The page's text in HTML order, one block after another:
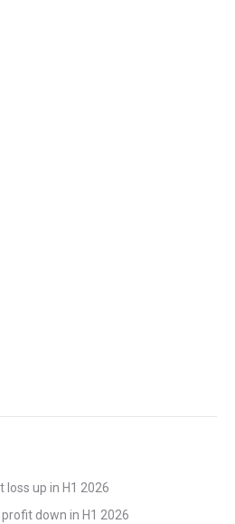
loss up in H1 2026
down in H1 2026